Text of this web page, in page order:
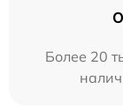
Более 20